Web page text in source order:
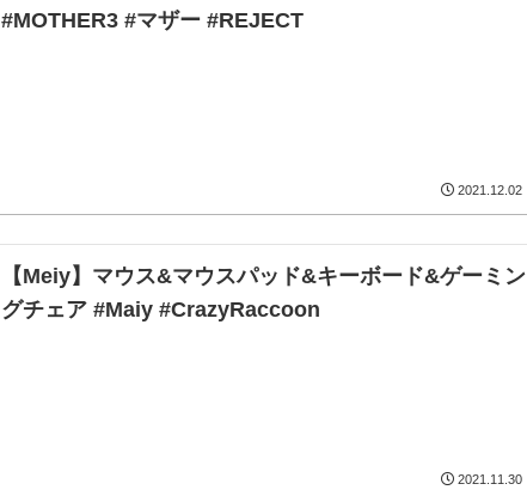
#MOTHER3 #マザー #REJECT
2021.12.02
【Meiy】マウス&マウスパッド&キーボード&ゲーミン
グチェア #Maiy #CrazyRaccoon
2021.11.30